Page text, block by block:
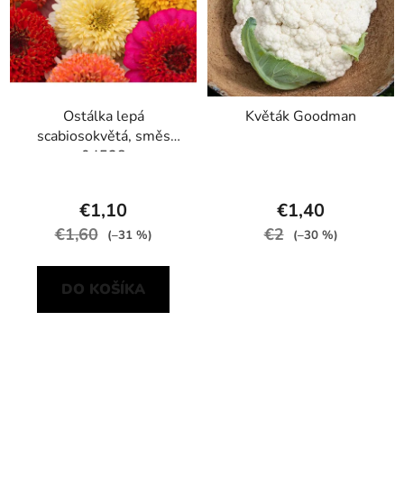
Ostálka lepá
scabiosokvětá, směs
04528
€1,10
€1,60 (–31 %)
DO KOŠÍKA
Květák Goodman
€1,40
€2 (–30 %)